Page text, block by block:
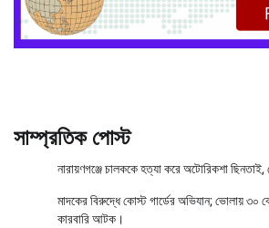
সাম্প্রতিক পোস্ট
নারায়ণগঞ্জে চালককে হত্যা করে অটোরিকশা
মাদকের বিরুদ্ধে কোস্ট গার্ডের অভিযান; ভোলায় ৩০
কারবারি আটক।